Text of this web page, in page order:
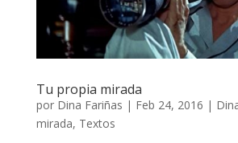
Tu propia mirada
por Dina Fariñas | Feb 24, 2016 |
mirada, Textos